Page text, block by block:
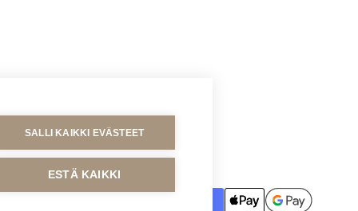
MAKSUTAVAT
SALLI KAIKKI EVÄSTEET
ESTÄ KAIKKI